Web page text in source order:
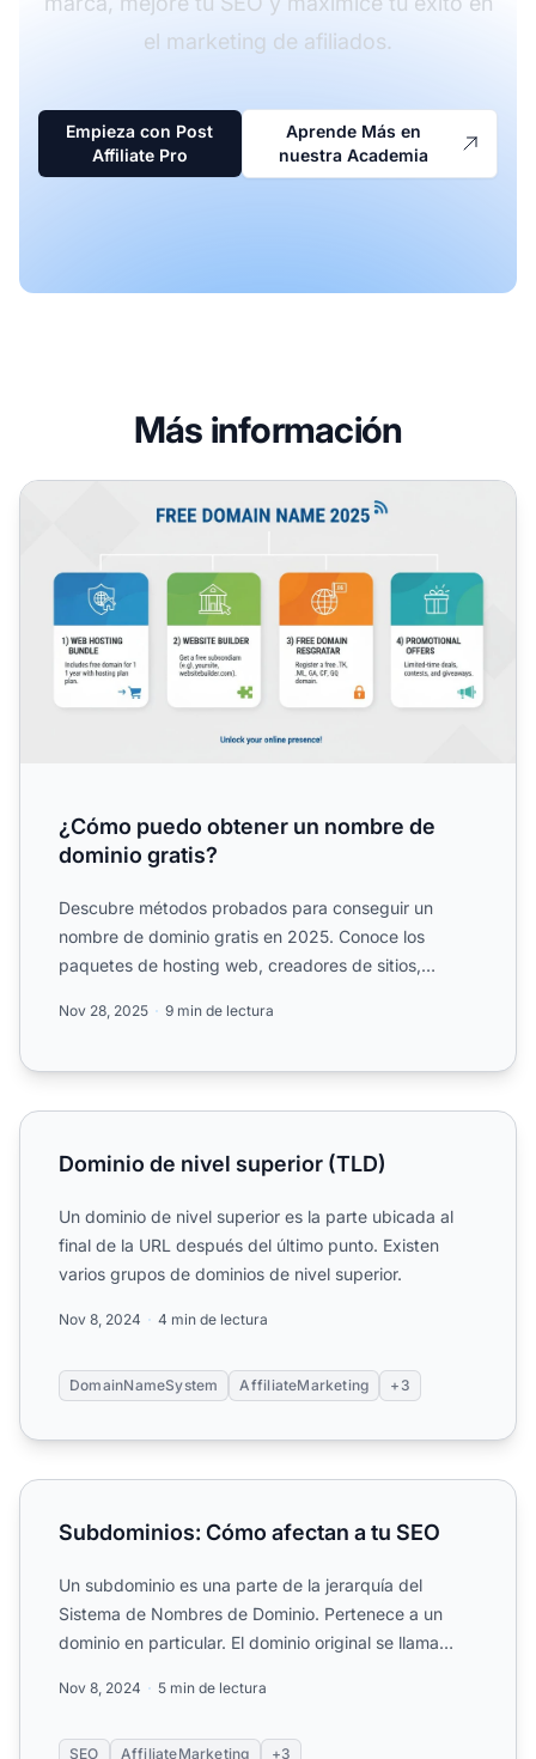
el marketing de afiliados.
Empieza con Post
Affiliate Pro
Aprende Más en
nuestra Academia
Más información
¿Cómo puedo obtener un nombre de dominio gratis?
¿Cómo puedo obtener un nombre de
dominio gratis?
Descubre métodos probados para conseguir un
nombre de dominio gratis en 2025. Conoce los
paquetes de hosting web, creadores de sitios,
Nov 28, 2025 9 min de lectura
Dominio de nivel superior (TLD)
Dominio de nivel superior (TLD)
Un dominio de nivel superior es la parte ubicada al
final de la URL después del último punto. Existen
varios grupos de dominios de nivel superior.
Nov 8, 2024 4 min de lectura
DomainNameSystem AffiliateMarketing +3
Subdominios: Cómo afectan a tu SEO
Subdominios: Cómo afectan a tu SEO
Un subdominio es una parte de la jerarquía del
Sistema de Nombres de Dominio. Pertenece a un
dominio en particular. El dominio original se llama
Nov 8, 2024 5 min de lectura
SEO AffiliateMarketing +3